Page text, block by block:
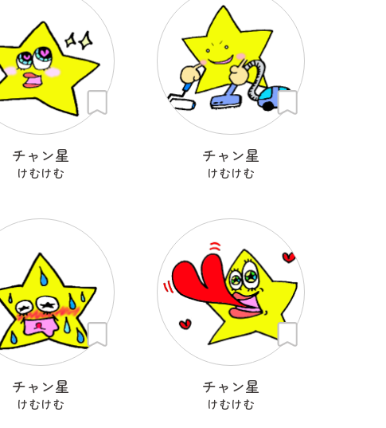
チャン星
けむけむ
チャン星
けむけむ
チャン星
けむけむ
チャン星
けむけむ